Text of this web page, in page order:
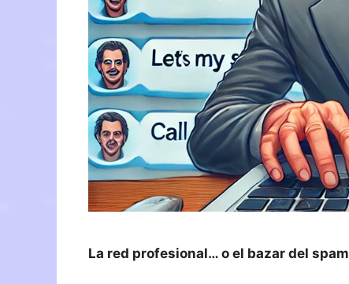
La red profesional… o el bazar del spam